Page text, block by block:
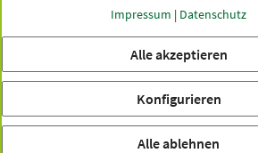
versandkostenfrei
innerhalb Deutschlands
Impressum | Datenschutz
Alle akzeptieren
Konfigurieren
Alle ablehnen